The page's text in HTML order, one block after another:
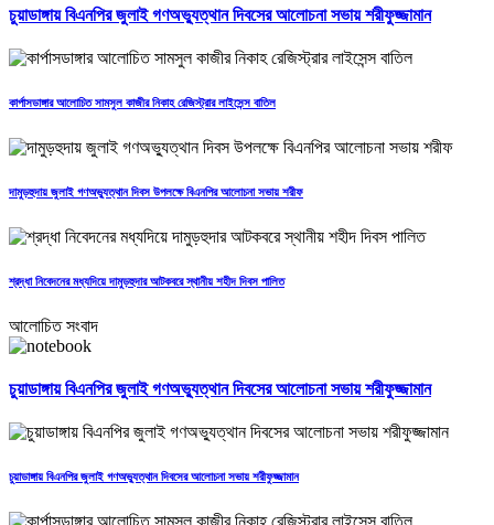
চুয়াডাঙ্গায় বিএনপির জুলাই গণঅভ্যুত্থান দিবসের আলোচনা সভায় শরীফুজ্জামান
কার্পাসডাঙ্গার আলোচিত সামসুল কাজীর নিকাহ রেজিস্ট্রার লাইসেন্স বাতিল
দামুড়হুদায় জুলাই গণঅভ্যুত্থান দিবস উপলক্ষে বিএনপির আলোচনা সভায় শরীফ
শ্রদ্ধা নিবেদনের মধ্যদিয়ে দামুড়হুদার আটকবরে স্থানীয় শহীদ দিবস পালিত
আলোচিত সংবাদ
চুয়াডাঙ্গায় বিএনপির জুলাই গণঅভ্যুত্থান দিবসের আলোচনা সভায় শরীফুজ্জামান
চুয়াডাঙ্গায় বিএনপির জুলাই গণঅভ্যুত্থান দিবসের আলোচনা সভায় শরীফুজ্জামান